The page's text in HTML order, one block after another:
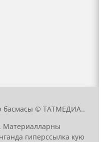
басмасы © ТАТМЕДИА..
Материалларны
гиперссылка кую